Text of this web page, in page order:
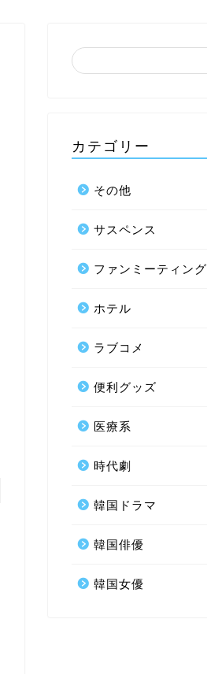
カテゴリー
その他
サスペンス
ファンミーティング
ホテル
ラブコメ
便利グッズ
医療系
時代劇
韓国ドラマ
韓国俳優
韓国女優